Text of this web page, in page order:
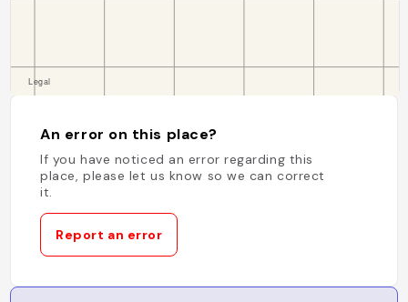
An error on this place?
If you have noticed an error regarding this
place, please let us know so we can correct
it.
Report an error